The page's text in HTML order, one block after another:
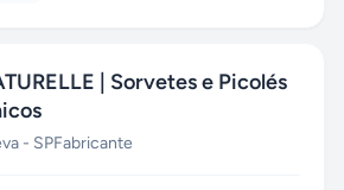
| Sorvetes e Picolés
- SPFabricante